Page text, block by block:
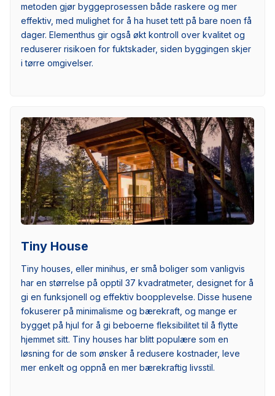
metoden gjør byggeprosessen både raskere og mer
effektiv, med mulighet for å ha huset tett på bare noen få
dager. Elementhus gir også økt kontroll over kvalitet og
reduserer risikoen for fuktskader, siden byggingen skjer
i tørre omgivelser.
Tiny House
Tiny houses, eller minihus, er små boliger som vanligvis
har en størrelse på opptil 37 kvadratmeter, designet for å
gi en funksjonell og effektiv boopplevelse. Disse husene
fokuserer på minimalisme og bærekraft, og mange er
bygget på hjul for å gi beboerne fleksibilitet til å flytte
hjemmet sitt. Tiny houses har blitt populære som en
løsning for de som ønsker å redusere kostnader, leve
mer enkelt og oppnå en mer bærekraftig livsstil.